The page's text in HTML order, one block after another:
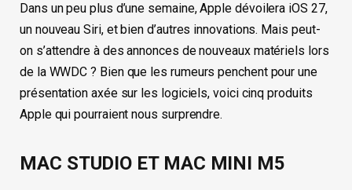
Dans un peu plus d’une semaine, Apple dévoilera iOS 27,
un nouveau Siri, et bien d’autres innovations. Mais peut-
on s’attendre à des annonces de nouveaux matériels lors
de la WWDC ? Bien que les rumeurs penchent pour une
présentation axée sur les logiciels, voici cinq produits
Apple qui pourraient nous surprendre.
MAC STUDIO ET MAC MINI M5